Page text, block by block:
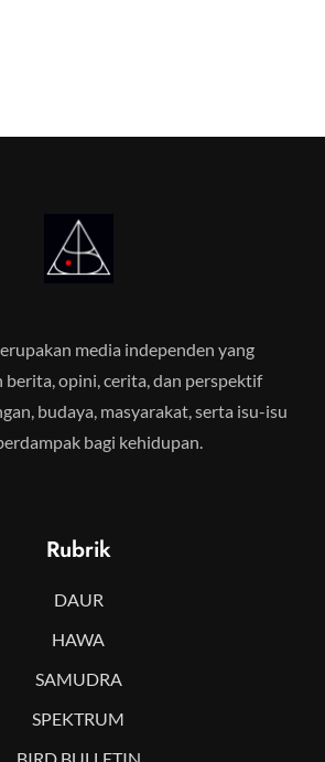
media independen yang
berita, opini, cerita, dan perspektif
budaya, masyarakat, serta isu-isu
bagi kehidupan.
Rubrik
DAUR
HAWA
SAMUDRA
SPEKTRUM